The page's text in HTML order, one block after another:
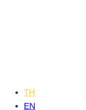
TH
EN